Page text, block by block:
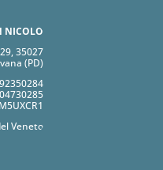
NICOLÒ
35027
(PD)
Veneto